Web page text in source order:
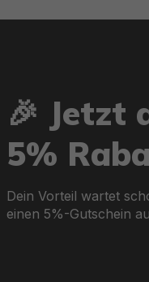
🎉 Jetzt
5%
Dein Vorteil wartet
einen 5%-Gutschein